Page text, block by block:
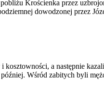
Krościenka przez
dowodzonej przez
kosztowności, a następnie
Wśród zabitych byli